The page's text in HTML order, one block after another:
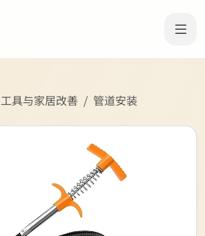
工具与家居改善 管道安装